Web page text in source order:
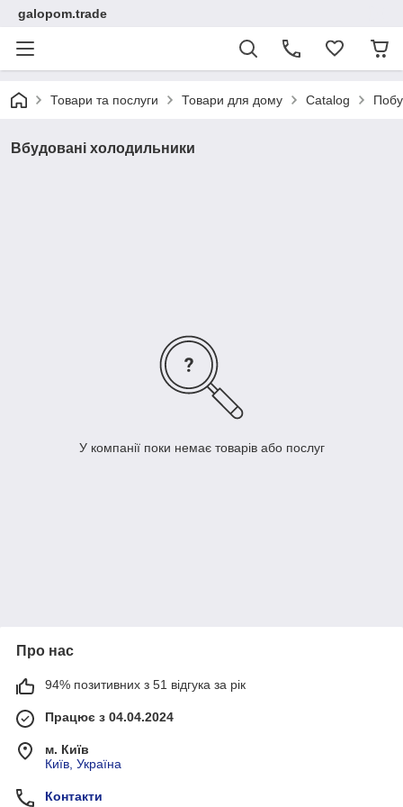
galopom.trade
Товари та послуги Товари для дому Catalog
Вбудовані холодильники
У компанії поки немає товарів або послуг
Про нас
94% позитивних з 51 відгука за рік
Працює з 04.04.2024
м. Київ
Київ, Україна
Контакти